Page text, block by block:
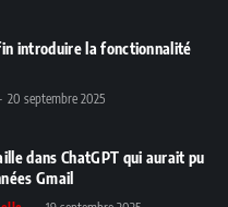
introduire la fonctionnalité
20 septembre 2025
dans ChatGPT qui aurait pu
Gmail